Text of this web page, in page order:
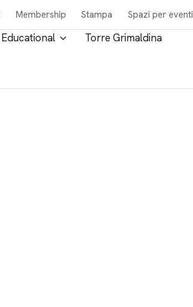
Membership Stampa Spazi per eventi
Educational Torre Grimaldina